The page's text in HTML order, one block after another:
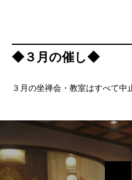
◆３月の催し◆
３月の坐禅会・教室はすべて中